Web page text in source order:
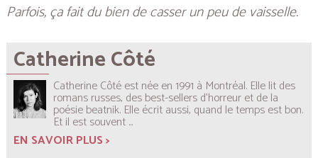
Parfois, ça fait du bien de casser un peu de vaisselle.
Catherine Côté
Catherine Côté est née en 1991 à Montréal. Elle lit des
romans russes, des best-sellers d'horreur et de la
poésie beatnik. Elle écrit aussi, quand le temps est bon.
Et il est souvent...
EN SAVOIR PLUS >